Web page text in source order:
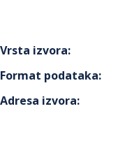
Vrsta izvora:
Format podataka:
Adresa izvora: